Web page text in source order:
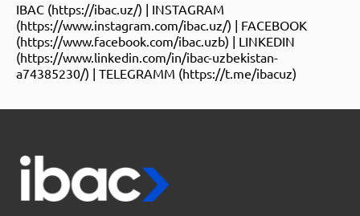
IBAC (https://ibac.uz/) | INSTAGRAM
(https://www.instagram.com/ibac.uz/) | FACEBOOK
(https://www.facebook.com/ibac.uzb) | LINKEDIN
(https://www.linkedin.com/in/ibac-uzbekistan-
a74385230/) | TELEGRAMM (https://t.me/ibacuz)